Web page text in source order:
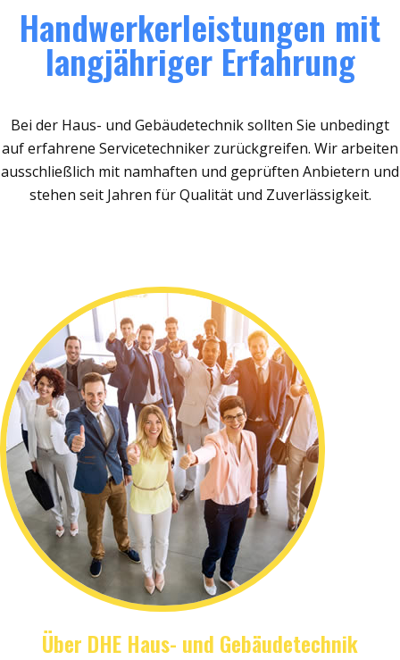
Handwerkerleistungen mit
langjähriger Erfahrung
Bei der Haus- und Gebäudetechnik sollten Sie unbedingt
auf erfahrene Servicetechniker zurückgreifen. Wir arbeiten
ausschließlich mit namhaften und geprüften Anbietern und
stehen seit Jahren für Qualität und Zuverlässigkeit.
Über DHE Haus- und Gebäudetechnik